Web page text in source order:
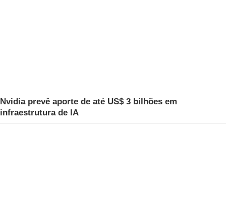
Nvidia prevê aporte de até US$ 3 bilhões em
infraestrutura de IA